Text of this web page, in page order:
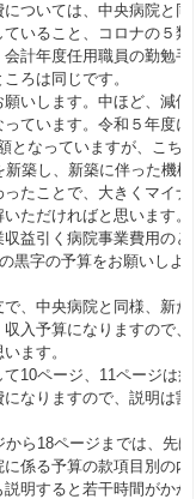
ついては、中央病院と同
いること、コロナの５類
計年度任用職員の勤勉手
ろは同じです。
いします。中ほど、減価
ています。令和５年度に
となっていますが、こち
築し、新築に伴った機械
たことで、大きくマイナ
ただければと思います。
益引く病院事業費用のと
黒字の予算をお願いしよ
、中央病院と同様、新た
入予算になりますので、
ます。
10ページ、11ページは病
なりますので、説明は割
ら18ページまでは、先ほ
係る予算の款項目別の内
明すると若干時間がかか